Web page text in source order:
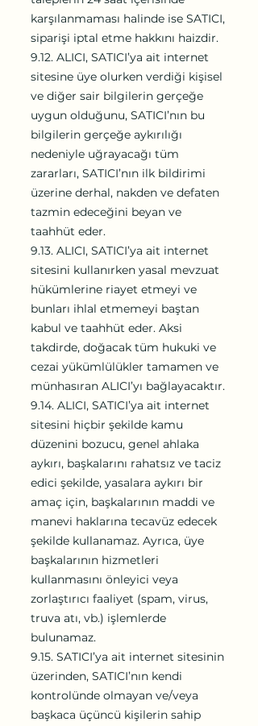
karşılanmaması halinde ise SATICI,
siparişi iptal etme hakkını haizdir.
9.12. ALICI, SATICI’ya ait internet
sitesine üye olurken verdiği kişisel
ve diğer sair bilgilerin gerçeğe
uygun olduğunu, SATICI’nın bu
bilgilerin gerçeğe aykırılığı
nedeniyle uğrayacağı tüm
zararları, SATICI’nın ilk bildirimi
üzerine derhal, nakden ve defaten
tazmin edeceğini beyan ve
taahhüt eder.
9.13. ALICI, SATICI’ya ait internet
sitesini kullanırken yasal mevzuat
hükümlerine riayet etmeyi ve
bunları ihlal etmemeyi baştan
kabul ve taahhüt eder. Aksi
takdirde, doğacak tüm hukuki ve
cezai yükümlülükler tamamen ve
münhasıran ALICI’yı bağlayacaktır.
9.14. ALICI, SATICI’ya ait internet
sitesini hiçbir şekilde kamu
düzenini bozucu, genel ahlaka
aykırı, başkalarını rahatsız ve taciz
edici şekilde, yasalara aykırı bir
amaç için, başkalarının maddi ve
manevi haklarına tecavüz edecek
şekilde kullanamaz. Ayrıca, üye
başkalarının hizmetleri
kullanmasını önleyici veya
zorlaştırıcı faaliyet (spam, virus,
truva atı, vb.) işlemlerde
bulunamaz.
9.15. SATICI’ya ait internet sitesinin
üzerinden, SATICI’nın kendi
kontrolünde olmayan ve/veya
başkaca üçüncü kişilerin sahip